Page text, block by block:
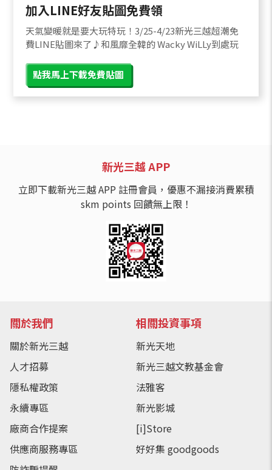
加入LINE好友貼圖免費領
天氣變暖就是要大玩特玩！3/25-4/23新光三越超潮免
費LINE貼圖來了♪和風靡全韓的 Wacky WiLLy到處玩
點我馬上下載免費貼圖
新光三越 APP
立即下載新光三越 APP 註冊會員，優惠不漏接消費累積
skm points 回饋無上限！
關於我們
關於新光三越
人才招募
隱私權政策
永續專區
廠商合作提案
供應商服務專區
相關投資事項
新光天地
新光三越文教基金會
法雅客
新光影城
[i]Store
好好集 goodgoods